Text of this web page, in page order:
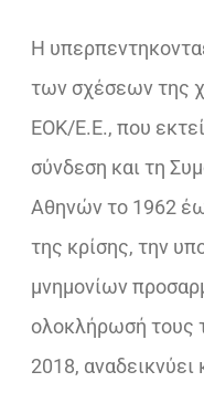
Η
των σχέσεων της
ΕΟΚ/Ε.Ε., που
σύνδεση και τη
Αθηνών το 1962
της κρίσης, την
μνημονίων
ολοκλήρωσή τους
2018, αναδεικνύει